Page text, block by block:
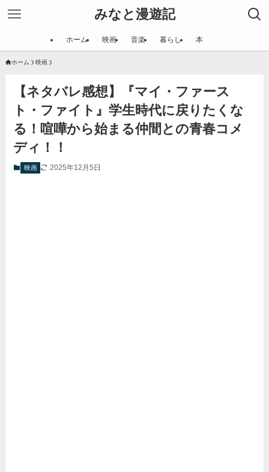
みなと漫遊記
ホーム 映画 音楽 暮らし 本
ホーム 映画
【ネタバレ感想】『マイ・ファース
ト・ファイト』学生時代に戻りたくな
る！喧嘩から始まる仲間との青春コメ
ディ！！
映画 2025年12月5日